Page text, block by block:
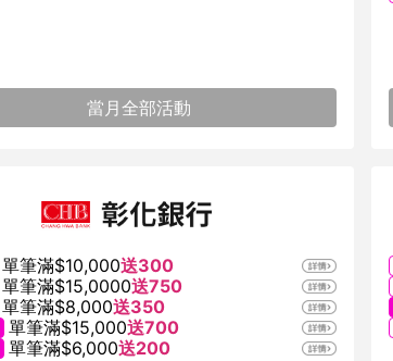
當月全部活動
單筆滿$10,000送300
單筆滿$15,0000送750
單筆滿$8,000送350
單筆滿$15,000送700
單筆滿$6,000送200